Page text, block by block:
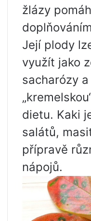
žlázy
Její plody
využít jako
sacharózy
dietu. Kaki
salátů,
přípravě
nápojů.